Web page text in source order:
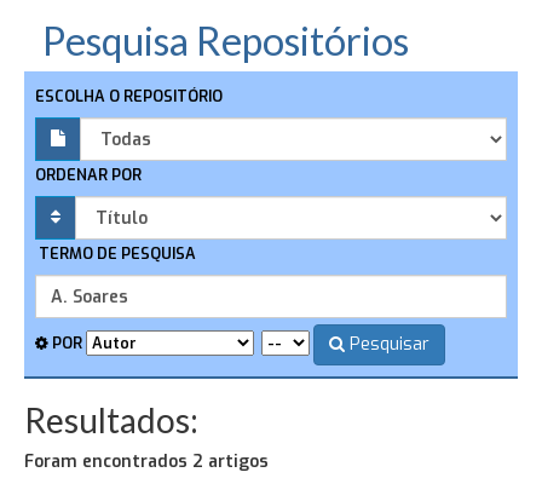
Pesquisa Repositórios
ESCOLHA O REPOSITÓRIO
ORDENAR POR
TERMO DE PESQUISA
POR Pesquisar
Resultados:
Foram encontrados 2 artigos